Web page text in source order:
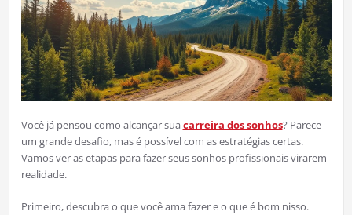
Você já pensou como alcançar suacarreira dos sonhos? Parece
um grande desafio, mas é possível com as estratégias certas.
Vamos ver as etapas para fazer seus sonhos profissionais virarem
realidade.
Primeiro, descubra o que você ama fazer e o que é bom nisso.